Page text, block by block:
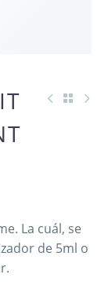
La cuál, se
de 5ml o